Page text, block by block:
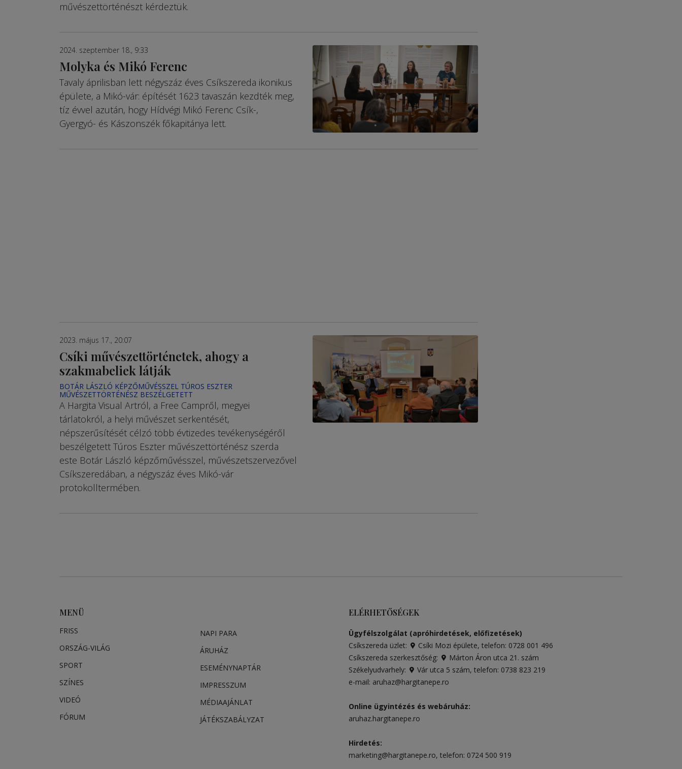
művészettörténészt kérdeztük.
2024. szeptember 18., 9:33
Molyka és Mikó Ferenc
Tavaly áprilisban lett négyszáz éves Csíkszereda ikonikus
épülete, a Mikó-vár: építését 1623 tavaszán kezdték meg,
tíz évvel azután, hogy Hídvégi Mikó Ferenc Csík-,
Gyergyó- és Kászonszék főkapitánya lett.
2023. május 17., 20:07
Csíki művészettörténetek, ahogy a
szakmabeliek látják
BOTÁR LÁSZLÓ KÉPZŐMŰVÉSSZEL TÚROS ESZTER
MŰVÉSZETTÖRTÉNÉSZ BESZÉLGETETT
A Hargita Visual Artról, a Free Campről, megyei
tárlatokról, a helyi művészet serkentését,
népszerűsítését célzó több évtizedes tevékenységéről
beszélgetett Túros Eszter művészettörténész szerda
este Botár László képzőművésszel, művészetszervezővel
Csíkszeredában, a négyszáz éves Mikó-vár
protokolltermében.
MENÜ
FRISS
ORSZÁG-VILÁG
SPORT
SZÍNES
VIDEÓ
FÓRUM
NAPI PARA
ÁRUHÁZ
ESEMÉNYNAPTÁR
IMPRESSZUM
MÉDIAAJÁNLAT
JÁTÉKSZABÁLYZAT
ELÉRHETŐSÉGEK
Ügyfélszolgálat (apróhirdetések, előfizetések)
Csíkszereda üzlet:
Csíki Mozi épülete, telefon: 0728 001 496
Csíkszereda szerkesztőség:
Márton Áron utca 21. szám
Székelyudvarhely:
Vár utca 5 szám, telefon: 0738 823 219
e-mail: aruhaz@hargitanepe.ro
Online ügyintézés és webáruház:
aruhaz.hargitanepe.ro
Hirdetés:
marketing@hargitanepe.ro, telefon: 0724 500 919